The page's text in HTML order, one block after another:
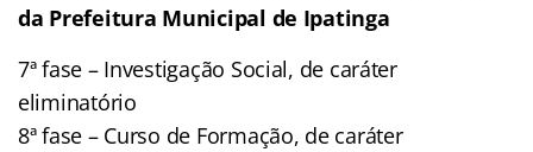
da Prefeitura Municipal de Ipatinga
7ª fase – Investigação Social, de caráter
eliminatório
8ª fase – Curso de Formação, de caráter